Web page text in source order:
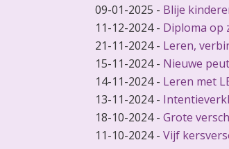
09-01-2025 - Blije
11-12-2024- Diploma op
21-11-2024- Leren,
15-11-2024- Nieuwe
14-11-2024- Leren met
13-11-2024-
18-10-2024- Grote
11-10-2024- Vijf